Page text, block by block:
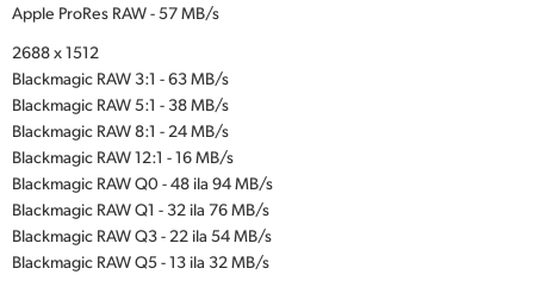
Apple ProRes RAW - 57 MB/s
2688 x 1512
Blackmagic RAW 3:1 - 63 MB/s
Blackmagic RAW 5:1 - 38 MB/s
Blackmagic RAW 8:1 - 24 MB/s
Blackmagic RAW 12:1 - 16 MB/s
Blackmagic RAW Q0 - 48 ila 94 MB/s
Blackmagic RAW Q1 - 32 ila 76 MB/s
Blackmagic RAW Q3 - 22 ila 54 MB/s
Blackmagic RAW Q5 - 13 ila 32 MB/s